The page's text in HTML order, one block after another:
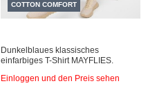
COTTON COMFORT
Dunkelblaues klassisches
einfarbiges T-Shirt MAYFLIES.
Einloggen und den Preis sehen